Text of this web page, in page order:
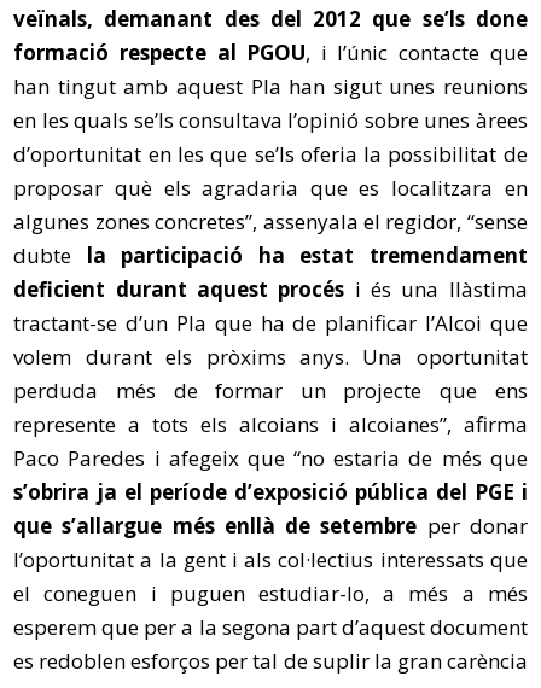
veïnals, demanant des del 2012 que se’ls done
formació respecte al PGOU, i l’únic contacte que
han tingut amb aquest Pla han sigut unes reunions
en les quals se’ls consultava l’opinió sobre unes àrees
d’oportunitat en les que se’ls oferia la possibilitat de
proposar què els agradaria que es localitzara en
algunes zones concretes”, assenyala el regidor, “sense
dubte la participació ha estat tremendament
deficient durant aquest procés i és una llàstima
tractant-se d’un Pla que ha de planificar l’Alcoi que
volem durant els pròxims anys. Una oportunitat
perduda més de formar un projecte que ens
represente a tots els alcoians i alcoianes”, afirma
Paco Paredes i afegeix que “no estaria de més que
s’obrira ja el període d’exposició pública del PGE i
que s’allargue més enllà de setembre per donar
l’oportunitat a la gent i als col·lectius interessats que
el coneguen i puguen estudiar-lo, a més a més
esperem que per a la segona part d’aquest document
es redoblen esforços per tal de suplir la gran carència